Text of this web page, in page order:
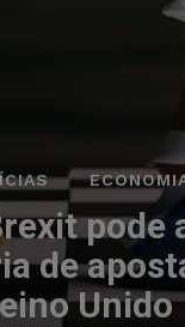
pode
de
Unido